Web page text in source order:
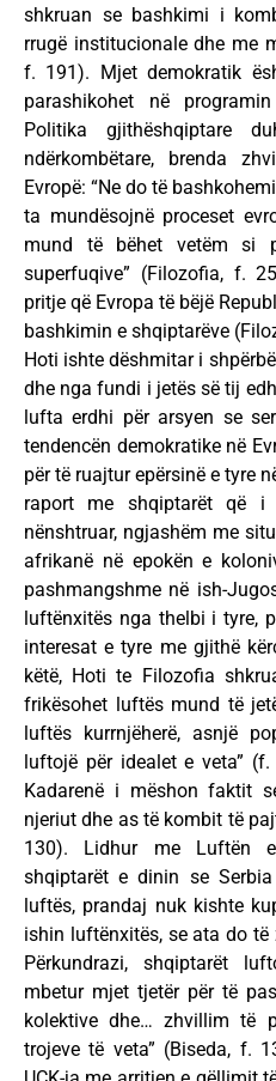
shkruan se bashkimi i
rrugë institucionale dhe me
f. 191). Mjet demokratik
parashikohet në
Politika gjithëshqiptare
ndërkombëtare, brenda
Evropë: “Ne do të
ta mundësojnë proceset
mund të bëhet vetëm si
superfuqive” (Filozofia, f.
pritje që Evropa të bëjë
bashkimin e shqiptarëve
Hoti ishte dëshmitar i
dhe nga fundi i jetës së tij
lufta erdhi për arsyen se
tendencën demokratike në
për të ruajtur epërsinë e tyre
raport me shqiptarët që
nënshtruar, ngjashëm me
afrikanë në epokën e
pashmangshme në ish-
luftënxitës nga thelbi i tyre,
interesat e tyre me gjithë
këtë, Hoti te Filozofia
frikësohet luftës mund të
luftës kurrnjëherë, asnjë
luftojë për idealet e veta”
Kadarenë i mëshon faktit
njeriut dhe as të kombit të
130). Lidhur me Luftën
shqiptarët e dinin se
luftës, prandaj nuk kishte
ishin luftënxitës, se ata do
Përkundrazi, shqiptarët
mbetur mjet tjetër për të
kolektive dhe… zhvillim të
trojeve të veta” (Biseda, f.